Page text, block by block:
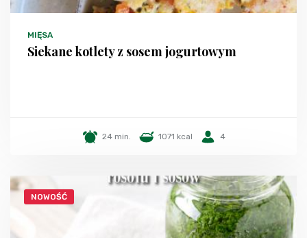
MIĘSA
Siekane kotlety z sosem jogurtowym
24 min. 1071 kcal 4
NOWOŚĆ